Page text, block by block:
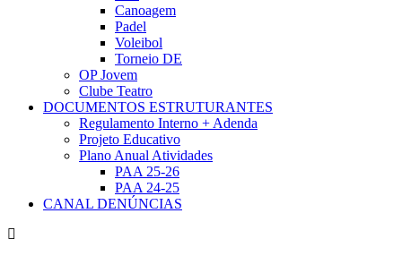
Canoagem
Padel
Voleibol
Torneio DE
OP Jovem
Clube Teatro
DOCUMENTOS ESTRUTURANTES
Regulamento Interno + Adenda
Projeto Educativo
Plano Anual Atividades
PAA 25-26
PAA 24-25
CANAL DENÚNCIAS